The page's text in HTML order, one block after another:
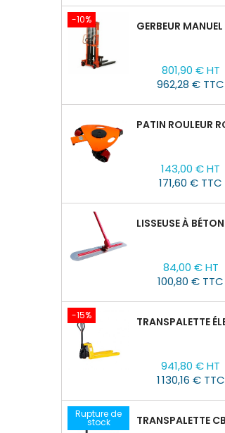
-10%
base
801,90 € HT
962,28 € TTC
143,00 € HT
171,60 € TTC
LISSEUSE À BÉTON
84,00 € HT
100,80 € TTC
-15%
base
941,80 € HT
1 130,16 € TTC
Rupture de
stock